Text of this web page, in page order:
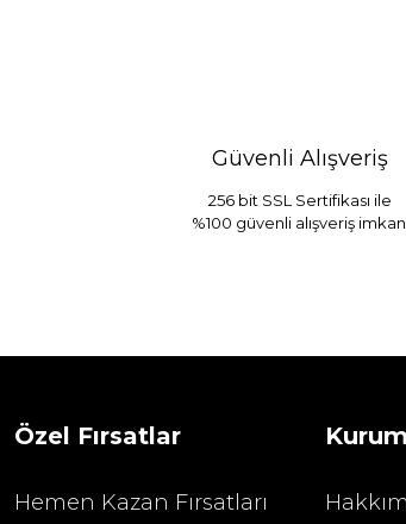
2.400,00 TL
Güvenli Alışveriş
256 bit SSL Sertifikası ile
%100 güvenli alışveriş
Özel Fırsatlar
Hemen Kazan Fırsatları